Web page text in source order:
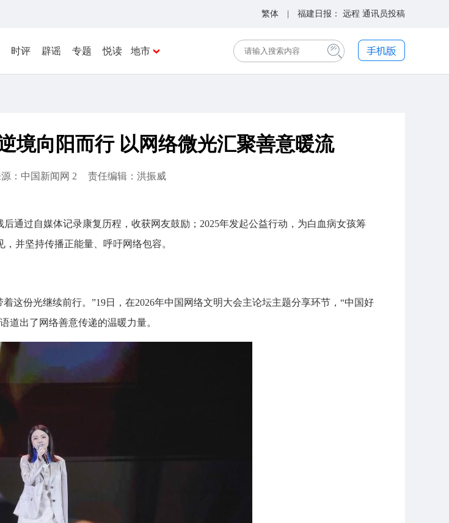
繁体 | 福建日报： 远程 通讯员投稿
时评 辟谣 专题 悦读 地市
境向阳而行 以网络微光汇聚善意暖流
：中国新闻网 2 责任编辑：洪振威
通过自媒体记录康复历程，收获网友鼓励；2025年发起公益行动，为白血病女孩筹
并坚持传播正能量、呼吁网络包容。
这份光继续前行。”19日，在2026年中国网络文明大会主论坛主题分享环节，“中国好
道出了网络善意传递的温暖力量。